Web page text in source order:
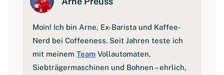
Moin! Ich bin Arne, Ex-Barista und Kaffee-
Nerd bei Coffeeness. Seit Jahren teste ich
mit meinem Team Vollautomaten,
Siebträgermaschinen und Bohnen – ehrlich,